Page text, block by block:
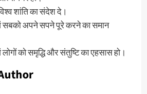
शांति का संदेश दे।
सबको अपने सपने पूरे करने का समान
को समृद्धि और संतुष्टि का एहसास हो।